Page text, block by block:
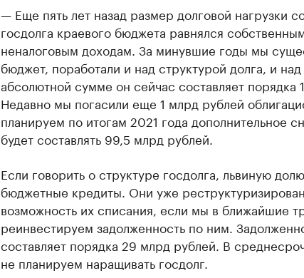
— Еще пять лет назад размер долговой нагрузки
госдолга краевого бюджета равнялся
неналоговым доходам. За минувшие годы мы
бюджет, поработали и над структурой долга, и
абсолютной сумме он сейчас составляет порядка
Недавно мы погасили еще 1 млрд рублей
планируем по итогам 2021 года дополнительное
будет составлять 99,5 млрд рублей.
Если говорить о структуре госдолга, львиную
бюджетные кредиты. Они уже
возможность их списания, если мы в ближайшие
реинвестируем задолженность по ним.
составляет порядка 29 млрд рублей. В
не планируем наращивать госдолг.